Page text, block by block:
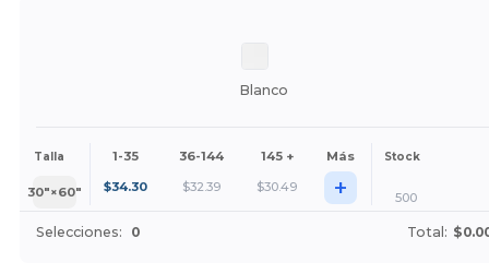
Blanco
Talla 1-35 36-144 145 + Más Stock
30″×60″ $34.30 $32.39 $30.49 + 500
Selecciones: 0 Total: